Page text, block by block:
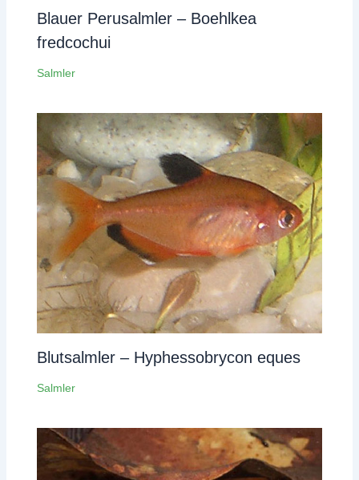
Blauer Perusalmler – Boehlkea
fredcochui
Salmler
Blutsalmler – Hyphessobrycon eques
Salmler